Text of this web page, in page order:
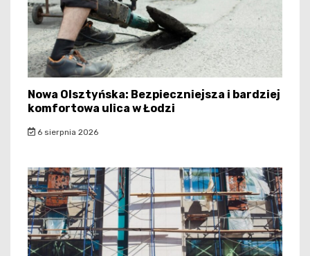
Nowa Olsztyńska: Bezpieczniejsza i bardziej
komfortowa ulica w Łodzi
6 sierpnia 2026